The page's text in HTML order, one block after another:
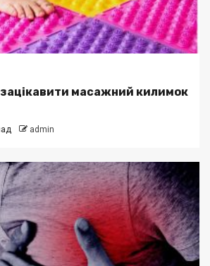
масажний килимок
admin